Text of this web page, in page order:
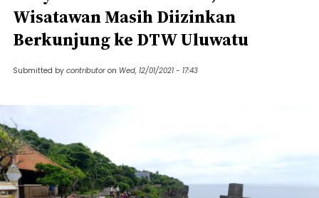
Wisatawan Masih Diizinkan
Berkunjung ke DTW Uluwatu
Submitted by contributor on Wed, 12/01/2021 - 17:43